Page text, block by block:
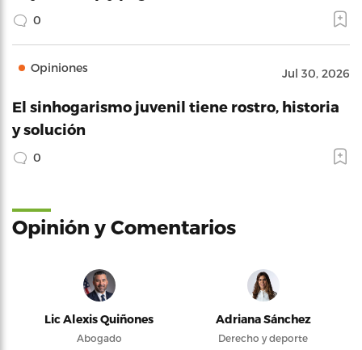
0
Opiniones Jul 30, 2026
El sinhogarismo juvenil tiene rostro, historia
y solución
0
Opinión y Comentarios
Lic Alexis Quiñones
Abogado
Adriana Sánchez
Derecho y deporte